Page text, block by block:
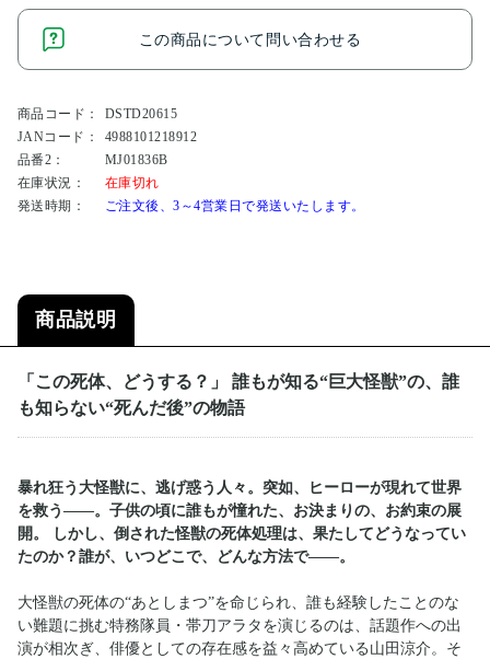
この商品について問い合わせる
商品コード：
DSTD20615
JANコード：
4988101218912
品番2：
MJ01836B
在庫状況：
在庫切れ
発送時期：
ご注文後、3～4営業日で発送いたします。
商品説明
「この死体、どうする？」 誰もが知る“巨大怪獣”の、誰
も知らない“死んだ後”の物語
暴れ狂う大怪獣に、逃げ惑う人々。突如、ヒーローが現れて世界
を救う――。子供の頃に誰もが憧れた、お決まりの、お約束の展
開。 しかし、倒された怪獣の死体処理は、果たしてどうなってい
たのか？誰が、いつどこで、どんな方法で――。
大怪獣の死体の“あとしまつ”を命じられ、誰も経験したことのな
い難題に挑む特務隊員・帯刀アラタを演じるのは、話題作への出
演が相次ぎ、俳優としての存在感を益々高めている山田涼介。そ